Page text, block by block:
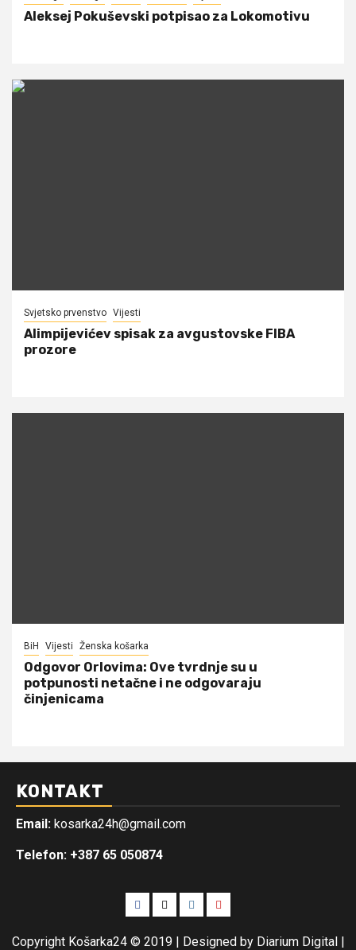
Aleksej Pokuševski potpisao za Lokomotivu
Svjetsko prvenstvo Vijesti
Alimpijevićev spisak za avgustovske FIBA
prozore
BiH Vijesti Ženska košarka
Odgovor Orlovima: ​Ove tvrdnje su u
potpunosti netačne i ne odgovaraju
činjenicama
KONTAKT
Email: kosarka24h@gmail.com
Telefon: +387 65 050874
Facebook
TwitterInstagramYoutube
Copyright Košarka24 © 2019 | Designed by Diarium Digital |